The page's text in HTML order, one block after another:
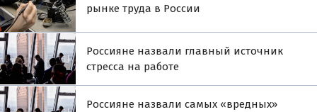
рынке труда в России
Россияне назвали главный источник
стресса на работе
Россияне назвали самых «вредных»